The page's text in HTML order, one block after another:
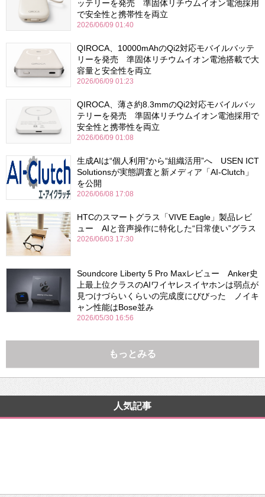
ッテリーを発売 準固体リチウムイオン電池採用
で安全性と携帯性を両立
2026/06/09 01:40
QIROCA、10000mAhのQi2対応モバイルバッテ
リーを発売 準固体リチウムイオン電池搭載で大
容量と安全性を両立
2026/06/09 01:23
QIROCA、薄さ約8.3mmのQi2対応モバイルバッ
テリーを発売 準固体リチウムイオン電池採用で
安全性と携帯性を両立
2026/06/09 01:08
生成AIは“個人利用”から“組織活用”へ USEN ICT
Solutionsが実態調査と新メディア「AI-Clutch」
を公開
2026/06/08 17:08
HTCのスマートグラス「VIVE Eagle」製品レビ
ュー AIと音声操作に特化した“日常使い”グラス
2026/06/03 17:30
Soundcore Liberty 5 Pro Maxレビュー Anker史
上最上位クラスのAIワイヤレスイヤホンは弱点が
見つけづらいくらいの完成度にびびった ノイキ
ャン性能はBose並み
2026/05/30 16:56
もっとみる
人気記事